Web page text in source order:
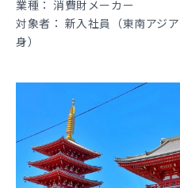
業種
消費財メーカー
対象者
新入社員（東南アジ
身）